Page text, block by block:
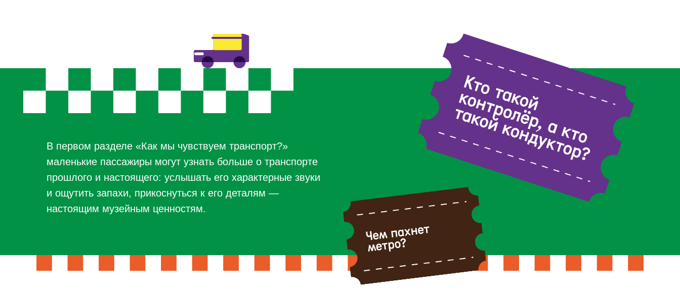
В первом разделе «Как мы чувствуем транспорт?»
маленькие пассажиры могут узнать больше о транспорте
прошлого и настоящего: услышать его характерные звуки
и ощутить запахи, прикоснуться к его деталям —
настоящим музейным ценностям.